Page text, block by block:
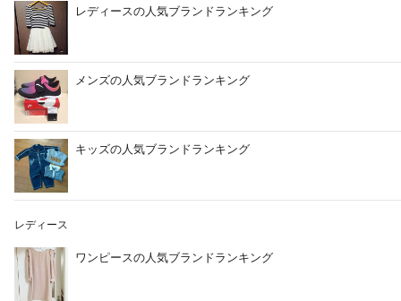
レディースの人気ブランドランキング
メンズの人気ブランドランキング
キッズの人気ブランドランキング
レディース
ワンピースの人気ブランドランキング